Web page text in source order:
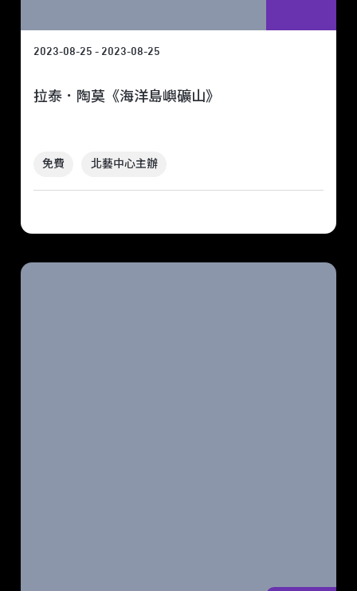
2023-08-25 - 2023-08-25
拉泰．陶莫《海洋島嶼礦山》
免費 北藝中心主辦